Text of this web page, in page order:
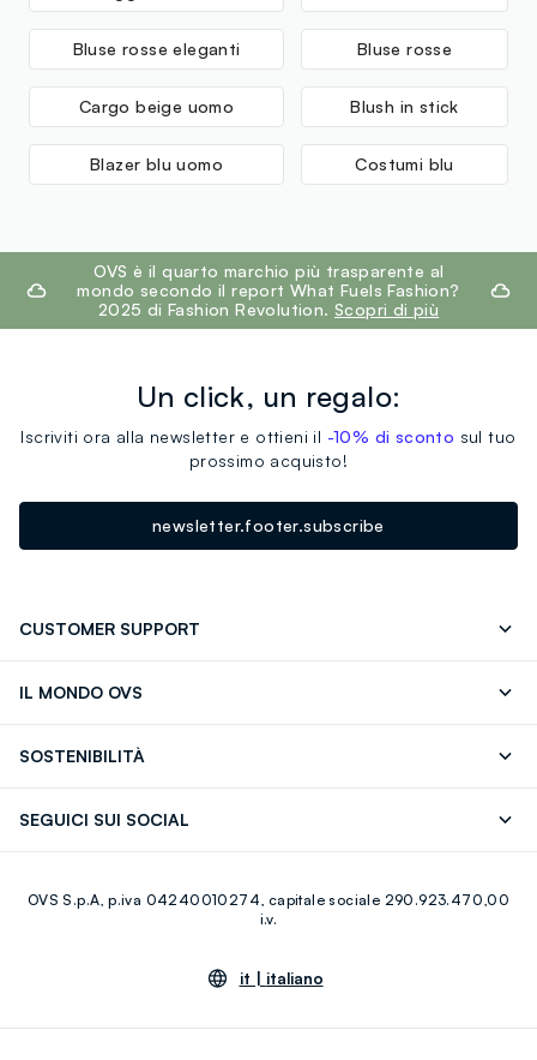
Bluse rosse eleganti Bluse rosse
Cargo beige uomo Blush in stick
Blazer blu uomo Costumi blu
footer.ariatitleOVS è il quarto marchio più trasparente al
mondo secondo il report What Fuels Fashion?
2025 di Fashion Revolution. Scopri di più
Un click, un regalo:
Iscriviti ora alla newsletter e ottieni il -10% di sconto sul tuo
prossimo acquisto!
newsletter.footer.subscribe
CUSTOMER SUPPORT
IL MONDO OVS
Giftcard
SOSTENIBILITÀ
SEGUICI SUI SOCIAL
Youtube Linkedin
OVS S.p.A, p.iva 04240010274, capitale sociale 290.923.470,00
i.v.
it | italiano